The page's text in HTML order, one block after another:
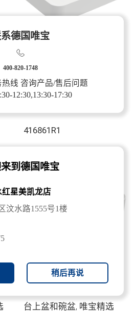
Villeroy & Boch 福朗 洗
易洁釉面, 无溢水孔
台上盆和碗盆, 唯宝精选
416861R1
Villeroy & Boch 福朗 洗
脸盆, 600 x 470 x 164
易洁釉面, 无溢水孔, 抛光
台上盆和碗盆, 唯宝精选
到德国唯宝
红星美凯龙店
汶水路1555号1楼
稍后再说
德国唯宝
400-820-1748
线 咨询产品/售后问题
12:30,13:30-17:30